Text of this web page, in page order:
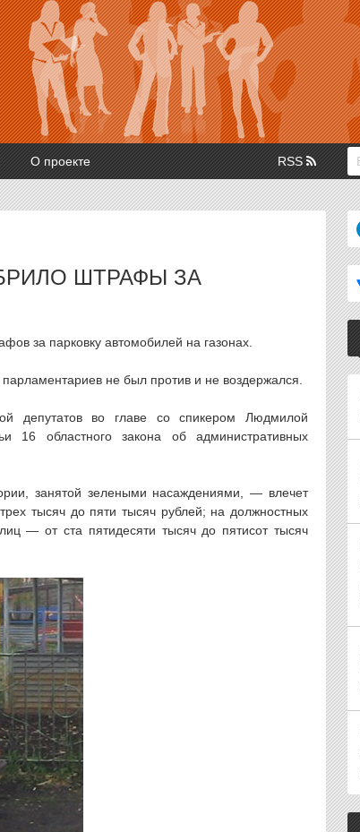
О проекте RSS
ШТРАФЫ ЗА
за парковку автомобилей на газонах.
не был против и не воздержался.
депутатов во главе со спикером Людмилой
16 областного закона об административных
занятой зелеными насаждениями, — влечет
тысяч до пяти тысяч рублей; на должностных
— от ста пятидесяти тысяч до пятисот тысяч